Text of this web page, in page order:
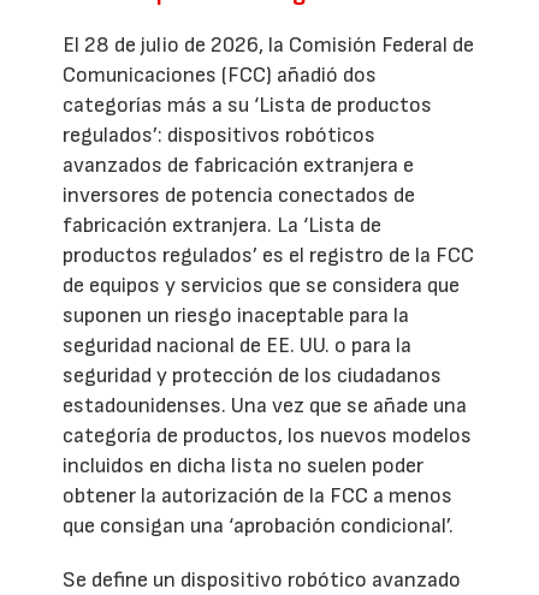
El 28 de julio de 2026, la Comisión Federal de
Comunicaciones (FCC) añadió dos
categorías más a su ‘Lista de productos
regulados’: dispositivos robóticos
avanzados de fabricación extranjera e
inversores de potencia conectados de
fabricación extranjera. La ‘Lista de
productos regulados’ es el registro de la FCC
de equipos y servicios que se considera que
suponen un riesgo inaceptable para la
seguridad nacional de EE. UU. o para la
seguridad y protección de los ciudadanos
estadounidenses. Una vez que se añade una
categoría de productos, los nuevos modelos
incluidos en dicha lista no suelen poder
obtener la autorización de la FCC a menos
que consigan una ‘aprobación condicional’.
Se define un dispositivo robótico avanzado